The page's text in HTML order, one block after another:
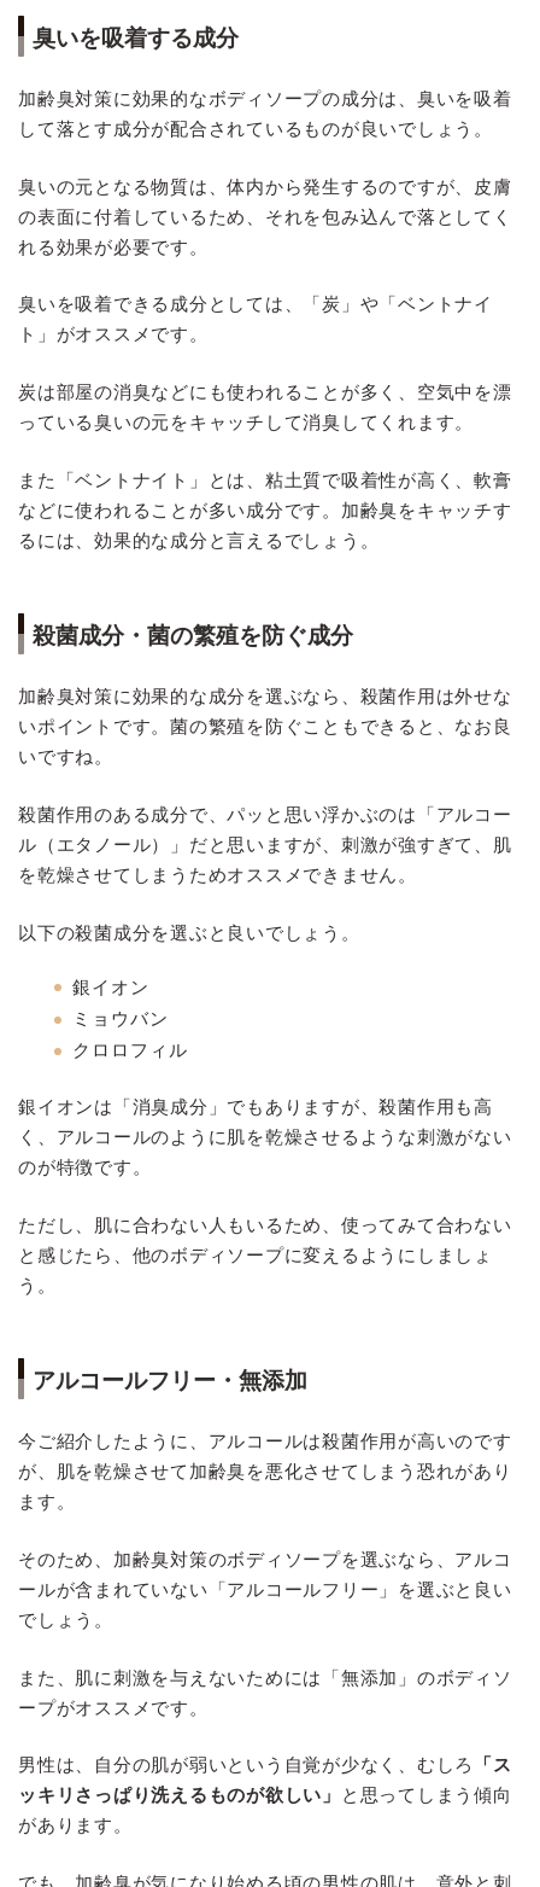
臭いを吸着する成分
加齢臭対策に効果的なボディソープの成分は、臭いを吸着
して落とす成分が配合されているものが良いでしょう。
臭いの元となる物質は、体内から発生するのですが、皮膚
の表面に付着しているため、それを包み込んで落としてく
れる効果が必要です。
臭いを吸着できる成分としては、「炭」や「ベントナイ
ト」がオススメです。
炭は部屋の消臭などにも使われることが多く、空気中を漂
っている臭いの元をキャッチして消臭してくれます。
また「ベントナイト」とは、粘土質で吸着性が高く、軟膏
などに使われることが多い成分です。加齢臭をキャッチす
るには、効果的な成分と言えるでしょう。
殺菌成分・菌の繁殖を防ぐ成分
加齢臭対策に効果的な成分を選ぶなら、殺菌作用は外せな
いポイントです。菌の繁殖を防ぐこともできると、なお良
いですね。
殺菌作用のある成分で、パッと思い浮かぶのは「アルコー
ル（エタノール）」だと思いますが、刺激が強すぎて、肌
を乾燥させてしまうためオススメできません。
以下の殺菌成分を選ぶと良いでしょう。
銀イオン
ミョウバン
クロロフィル
銀イオンは「消臭成分」でもありますが、殺菌作用も高
く、アルコールのように肌を乾燥させるような刺激がない
のが特徴です。
ただし、肌に合わない人もいるため、使ってみて合わない
と感じたら、他のボディソープに変えるようにしましょ
う。
アルコールフリー・無添加
今ご紹介したように、アルコールは殺菌作用が高いのです
が、肌を乾燥させて加齢臭を悪化させてしまう恐れがあり
ます。
そのため、加齢臭対策のボディソープを選ぶなら、アルコ
ールが含まれていない「アルコールフリー」を選ぶと良い
でしょう。
また、肌に刺激を与えないためには「無添加」のボディソ
ープがオススメです。
男性は、自分の肌が弱いという自覚が少なく、むしろ
「ス
ッキリさっぱり洗えるものが欲しい」
と思ってしまう傾向
があります。